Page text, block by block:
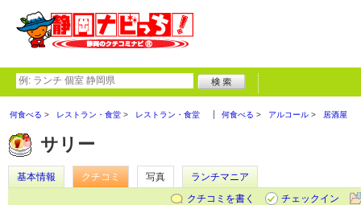
何食べる レストラン・食堂 レストラン・食堂 何食べる アルコール 居酒屋
サリー
基本情報 クチコミ 写真
ランチマニア
クチコミを書く
チェックイン